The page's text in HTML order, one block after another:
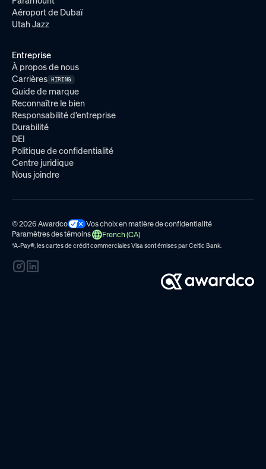
Aéroport de Dubaï
Utah Jazz
Entreprise
À propos de nous
Carrières HIRING
Guide de marque
Reconnaître le bien
Responsabilité d'entreprise
Durabilité
DEI
Politique de confidentialité
Centre juridique
Nous joindre
© 2026 Awardco
Vos choix en matière de confidentialité
Paramètres des témoins
French (CA)
*A-Pay®, les cartes de crédit commerciales Visa sont émises parCeltic Bank.